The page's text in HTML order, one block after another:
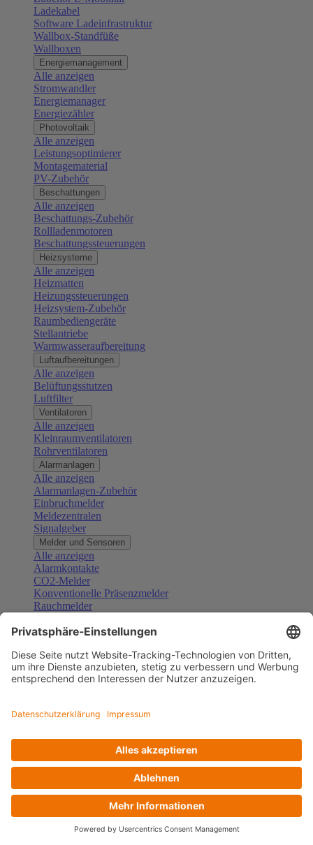
Ladekabel
Software Ladeinfrastruktur
Wallbox-Standfüße
Wallboxen
Energiemanagement
Alle anzeigen
Stromwandler
Energiemanager
Energiezähler
Photovoltaik
Alle anzeigen
Leistungsoptimierer
Montagematerial
PV-Zubehör
Beschattungen
Alle anzeigen
Beschattungs-Zubehör
Rollladenmotoren
Beschattungssteuerungen
Heizsysteme
Alle anzeigen
Heizmatten
Heizungssteuerungen
Heizsystem-Zubehör
Raumbediengeräte
Stellantriebe
Warmwasseraufbereitung
Luftaufbereitungen
Alle anzeigen
Belüftungsstutzen
Luftfilter
Ventilatoren
Alle anzeigen
Kleinraumventilatoren
Rohrventilatoren
Alarmanlagen
Alle anzeigen
Alarmanlagen-Zubehör
Einbruchmelder
Meldezentralen
Signalgeber
Melder und Sensoren
Alle anzeigen
Alarmkontakte
CO2-Melder
Konventionelle Präsenzmelder
Rauchmelder
Gefahrenmelder
Türsprechanlagen
Alle anzeigen
Außenstationen
Klingeltaster und Gongs
Sprechanlagen-Sets
Zubehör Türkommunikation
Videoüberwachung
Zubehör Videoüberwachung
Alle anzeigen